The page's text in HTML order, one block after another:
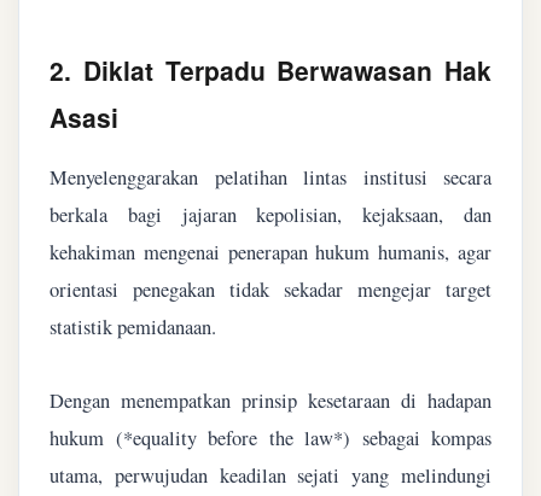
2. Diklat Terpadu Berwawasan Hak
Asasi
Menyelenggarakan pelatihan lintas institusi secara
berkala bagi jajaran kepolisian, kejaksaan, dan
kehakiman mengenai penerapan hukum humanis, agar
orientasi penegakan tidak sekadar mengejar target
statistik pemidanaan.
Dengan menempatkan prinsip kesetaraan di hadapan
hukum (*equality before the law*) sebagai kompas
utama, perwujudan keadilan sejati yang melindungi